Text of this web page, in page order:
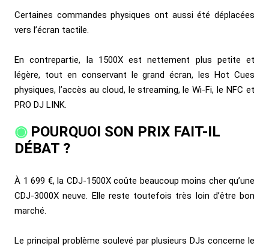
Certaines commandes physiques ont aussi été déplacées
vers l’écran tactile.
En contrepartie, la 1500X est nettement plus petite et
légère, tout en conservant le grand écran, les Hot Cues
physiques, l’accès au cloud, le streaming, le Wi-Fi, le NFC et
PRO DJ LINK.
POURQUOI SON PRIX FAIT-IL
DÉBAT ?
À 1 699 €, la CDJ-1500X coûte beaucoup moins cher qu’une
CDJ-3000X neuve. Elle reste toutefois très loin d’être bon
marché.
Le principal problème soulevé par plusieurs DJs concerne le